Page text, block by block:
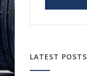
LATEST POSTS